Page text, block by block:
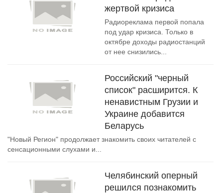
жертвой кризиса
Радиореклама первой попала
под удар кризиса. Только в
октябре доходы радиостанций
от нее снизились...
Российский "черный
список" расширится. К
ненавистным Грузии и
Украине добавится
Беларусь
"Новый Регион" продолжает знакомить своих читателей с
сенсационными слухами и...
Челябинский оперный
решился познакомить